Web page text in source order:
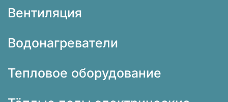
Вентиляция
Водонагреватели
Тепловое оборудование